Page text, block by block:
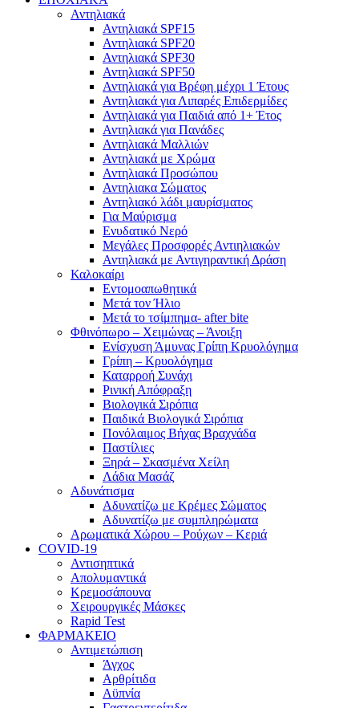
Αντηλιακά
Αντηλιακά SPF15
Αντηλιακά SPF20
Αντηλιακά SPF30
Αντηλιακά SPF50
Αντηλιακά για Βρέφη μέχρι 1 Έτους
Αντηλιακά για Λιπαρές Επιδερμίδες
Αντηλιακά για Παιδιά από 1+ Έτος
Αντηλιακά για Πανάδες
Αντηλιακά Μαλλιών
Αντηλιακά με Χρώμα
Αντηλιακά Προσώπου
Αντηλιακα Σώματος
Αντηλιακό λάδι μαυρίσματος
Για Μαύρισμα
Ενυδατικό Νερό
Μεγάλες Προσφορές Αντιηλιακών
Αντηλιακά με Αντιγηραντική Δράση
Καλοκαίρι
Εντομοαπωθητικά
Μετά τον Ήλιο
Μετά το τσίμπημα- after bite
Φθινόπωρο – Χειμώνας – Άνοιξη
Ενίσχυση Άμυνας Γρίπη Κρυολόγημα
Γρίπη – Κρυολόγημα
Καταρροή Συνάχι
Ρινική Απόφραξη
Βιολογικά Σιρόπια
Παιδικά Βιολογικά Σιρόπια
Πονόλαιμος Βήχας Βραχνάδα
Παστίλιες
Ξηρά – Σκασμένα Χείλη
Λάδια Μασάζ
Αδυνάτισμα
Αδυνατίζω με Κρέμες Σώματος
Αδυνατίζω με συμπληρώματα
Αρωματικά Χώρου – Ρούχων – Κεριά
COVID-19
Αντισηπτικά
Απολυμαντικά
Κρεμοσάπουνα
Χειρουργικές Μάσκες
Rapid Test
ΦΑΡΜΑΚΕΙΟ
Αντιμετώπιση
Άγχος
Αρθρίτιδα
Αϋπνία